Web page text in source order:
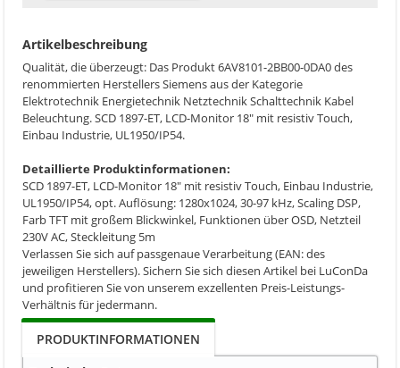
Artikelbeschreibung
Qualität, die überzeugt: Das Produkt 6AV8101-2BB00-0DA0 des
renommierten Herstellers Siemens aus der Kategorie
Elektrotechnik Energietechnik Netztechnik Schalttechnik Kabel
Beleuchtung. SCD 1897-ET, LCD-Monitor 18" mit resistiv Touch,
Einbau Industrie, UL1950/IP54.
Detaillierte Produktinformationen:
SCD 1897-ET, LCD-Monitor 18" mit resistiv Touch, Einbau Industrie,
UL1950/IP54, opt. Auflösung: 1280x1024, 30-97 kHz, Scaling DSP,
Farb TFT mit großem Blickwinkel, Funktionen über OSD, Netzteil
230V AC, Steckleitung 5m
Verlassen Sie sich auf passgenaue Verarbeitung (EAN: des
jeweiligen Herstellers). Sichern Sie sich diesen Artikel bei LuConDa
und profitieren Sie von unserem exzellenten Preis-Leistungs-
Verhältnis für jedermann.
PRODUKTINFORMATIONEN